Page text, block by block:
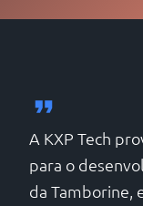
A KXP Tech
para o
da Tamborine,